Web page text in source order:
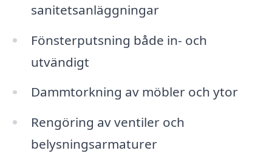
sanitetsanläggningar
Fönsterputsning både in- och
utvändigt
Dammtorkning av möbler och ytor
Rengöring av ventiler och
belysningsarmaturer